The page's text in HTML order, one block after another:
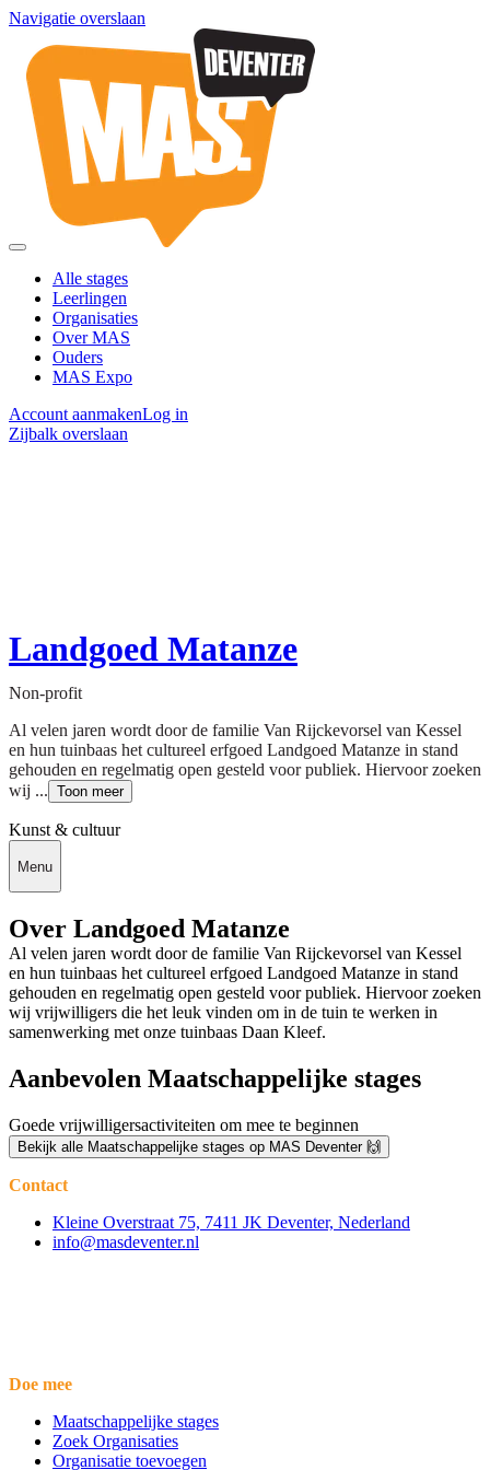
Navigatie overslaan
Alle stages
Leerlingen
Organisaties
Over MAS
Ouders
MAS Expo
Account aanmakenLog in
Zijbalk overslaan
Landgoed Matanze
Non-profit
Al velen jaren wordt door de familie Van Rijckevorsel van Kessel
en hun tuinbaas het cultureel erfgoed Landgoed Matanze in stand
gehouden en regelmatig open gesteld voor publiek. Hiervoor zoeken
wij ... Toon meer
Kunst & cultuur
Menu
Over Landgoed Matanze
Al velen jaren wordt door de familie Van Rijckevorsel van Kessel
en hun tuinbaas het cultureel erfgoed Landgoed Matanze in stand
gehouden en regelmatig open gesteld voor publiek. Hiervoor zoeken
wij vrijwilligers die het leuk vinden om in de tuin te werken in
samenwerking met onze tuinbaas Daan Kleef.
Aanbevolen Maatschappelijke stages
Goede vrijwilligersactiviteiten om mee te beginnen
Bekijk alle Maatschappelijke stages op MAS Deventer 🙌
Contact
Kleine Overstraat 75, 7411 JK Deventer, Nederland
info@masdeventer.nl
Doe mee
Maatschappelijke stages
Zoek Organisaties
Organisatie toevoegen